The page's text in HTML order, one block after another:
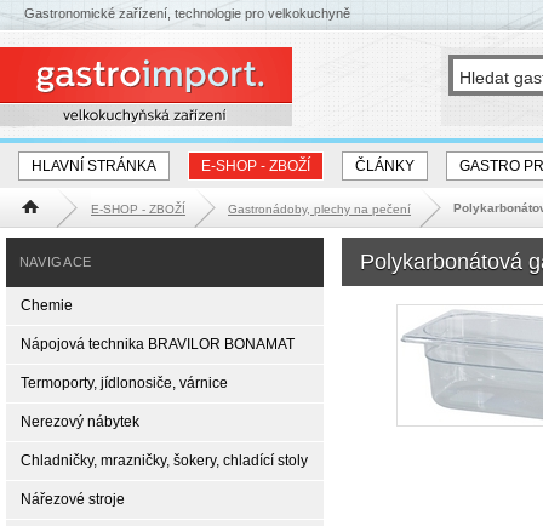
HLAVNÍ STRÁNKA E-SHOP - ZBOŽÍ ČLÁNKY GASTRO
Hlavní stránka E-SHOP - ZBOŽÍ Gastronádoby, plechy na pečení
Polykarbonátová
NAVIGACE
Chemie
Nápojová technika BRAVILOR BONAMAT
Termoporty, jídlonosiče, várnice
Nerezový nábytek
Chladničky, mrazničky, šokery, chladící stoly
Nářezové stroje
Gastronomické zařízení, technologie pro velkokuchyně